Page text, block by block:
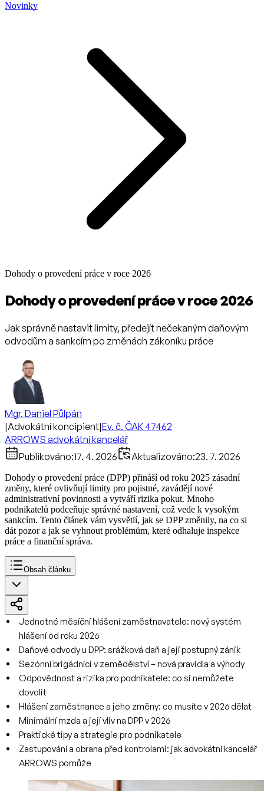
Novinky
Dohody o provedení práce v roce 2026
Dohody o provedení práce v roce 2026
Jak správně nastavit limity, předejít nečekaným daňovým
odvodům a sankcím po změnách zákoníku práce
Mgr. Daniel Půlpán
|Advokátní koncipient|Ev. č. ČAK 47462
ARROWS advokátní kancelář
Publikováno:17. 4. 2026 Aktualizováno:23. 7. 2026
Dohody o provedení práce (DPP) přináší od roku 2025 zásadní
změny, které ovlivňují limity pro pojistné, zavádějí nové
administrativní povinnosti a vytváří rizika pokut. Mnoho
podnikatelů podceňuje správné nastavení, což vede k vysokým
sankcím. Tento článek vám vysvětlí, jak se DPP změnily, na co si
dát pozor a jak se vyhnout problémům, které odhaluje inspekce
práce a finanční správa.
Obsah článku
Jednotné měsíční hlášení zaměstnavatele: nový systém
hlášení od roku 2026
Daňové odvody u DPP: srážková daň a její postupný zánik
Sezónní brigádníci v zemědělství – nová pravidla a výhody
Odpovědnost a rizika pro podnikatele: co si nemůžete
dovolit
Hlášení zaměstnance a jeho změny: co musíte v 2026 dělat
Minimální mzda a její vliv na DPP v 2026
Praktické tipy a strategie pro podnikatele
Zastupování a obrana před kontrolami: jak advokátní kancelář
ARROWS pomůže